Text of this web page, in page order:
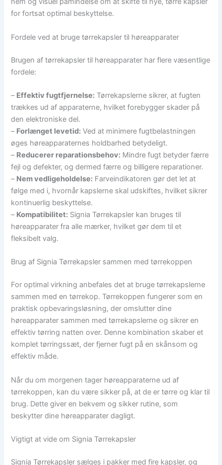
for fortsat optimal beskyttelse.
Fordele ved at bruge tørrekapsler til høreapparater
Brugen af tørrekapsler til høreapparater har flere væsentlige
fordele:
– Effektiv fugtfjernelse: Tørrekapslerne sikrer, at fugten
trækkes ud af apparaterne, hvilket forebygger skader på
den elektroniske del.
– Forlænget levetid: Ved at minimere fugtbelastningen
øges høreapparaternes holdbarhed betydeligt.
– Reducerer reparationsbehov: Mindre fugt betyder færre
fejl og defekter, og dermed færre og billigere reparationer.
– Nem vedligeholdelse: Farveindikatoren gør det let at
følge med i, hvornår kapslerne skal udskiftes, hvilket sikrer
kontinuerlig beskyttelse.
– Kompatibilitet: Signia Tørrekapsler kan bruges til
høreapparater fra alle mærker, hvilket gør dem til et
fleksibelt valg.
Brug af Signia Tørrekapsler sammen med tørrekoppen
For optimal virkning anbefales det at bruge tørrekapslerne
sammen med en tørrekop. Tørrekoppen fungerer som en
praktisk opbevaringsløsning, der omslutter dine
høreapparater sammen med tørrekapslerne og sikrer en
effektiv tørring natten over. Denne kombination skaber et
komplet tørringssæt, der fjerner fugt på en skånsom og
effektiv måde.
Når du om morgenen tager høreapparaterne ud af
tørrekoppen, kan du være sikker på, at de er tørre og klar til
brug. Dette giver en bekvem og sikker rutine, som
beskytter dine høreapparater dagligt.
Vigtigt at vide om Signia Tørrekapsler
Signia Tørrekapsler sælges i pakker med fire kapsler, og